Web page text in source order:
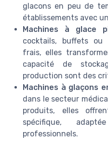
glacons en peu de
établissements avec
Machines à glace
cocktails, buffets ou
frais, elles
capacité de
production sont des
Machines à glaçons
dans le secteur
produits, elles
spécifique,
professionnels.